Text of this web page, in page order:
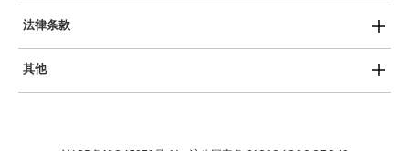
SISTEM51
斯沃琪和平饭店艺术中心
Planet Swatch博物馆
服务中心
法律条款
其他